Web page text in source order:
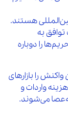
هستند.
به
را دوباره
را بازارهای
واردات و
می‌شوند.